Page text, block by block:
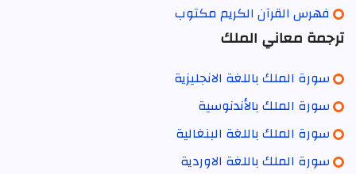
فهرس القرآن الكريم مكتوب
ترجمة معاني الملك
سورة الملك باللغة الانجليزية
سورة الملك بالأندنوسية
سورة الملك باللغة البنغالية
سورة الملك باللغة الاوردية